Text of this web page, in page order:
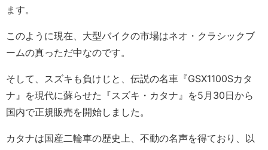
ます。
このように現在、大型バイクの市場はネオ・クラシックブ
ームの真っただ中なのです。
そして、スズキも負けじと、伝説の名車『GSX1100Sカタ
ナ』を現代に蘇らせた『スズキ・カタナ』を5月30日から
国内で正規販売を開始しました。
カタナは国産二輪車の歴史上、不動の名声を得ており、以